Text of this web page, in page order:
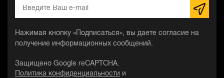
Нажимая кнопку «Подписаться», вы даете согласие на
получение информационных сообщений.
Защищено Google reCAPTCHA.
Политика конфиденциальности
и